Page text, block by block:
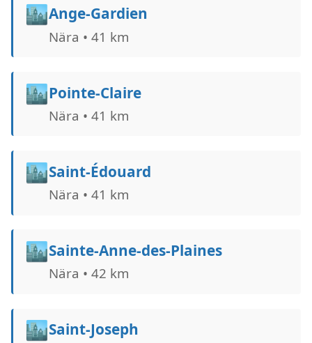
🏙️Ange-Gardien
Nära • 41 km
🏙️Pointe-Claire
Nära • 41 km
🏙️Saint-Édouard
Nära • 41 km
🏙️Sainte-Anne-des-Plaines
Nära • 42 km
🏙️Saint-Joseph